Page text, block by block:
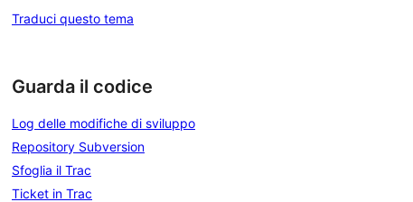
Traduci questo tema
Guarda il codice
Log delle modifiche di sviluppo
Repository Subversion
Sfoglia il Trac
Ticket in Trac